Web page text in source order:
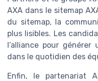
AXA dans le sitemap
du sitemap, la
plus lisibles. Les
l’alliance pour
dans le quotidien des
Enfin, le partenariat